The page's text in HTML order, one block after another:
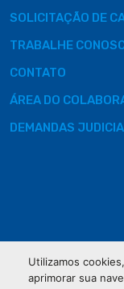
SOLICITAÇÃO DE
TRABALHE
CONTATO
ÁREA DO
DEMANDAS
Utilizamos
aprimorar sua